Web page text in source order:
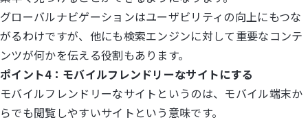
グローバルナビゲーションはユーザビリティの向上にもつな
がるわけですが、他にも検索エンジンに対して重要なコンテ
ンツが何かを伝える役割もあります。
ポイント4：モバイルフレンドリーなサイトにする
モバイルフレンドリーなサイトというのは、モバイル端末か
らでも閲覧しやすいサイトという意味です。